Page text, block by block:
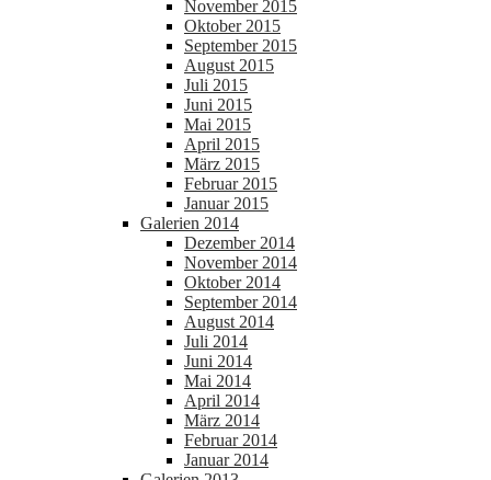
November 2015
Oktober 2015
September 2015
August 2015
Juli 2015
Juni 2015
Mai 2015
April 2015
März 2015
Februar 2015
Januar 2015
Galerien 2014
Dezember 2014
November 2014
Oktober 2014
September 2014
August 2014
Juli 2014
Juni 2014
Mai 2014
April 2014
März 2014
Februar 2014
Januar 2014